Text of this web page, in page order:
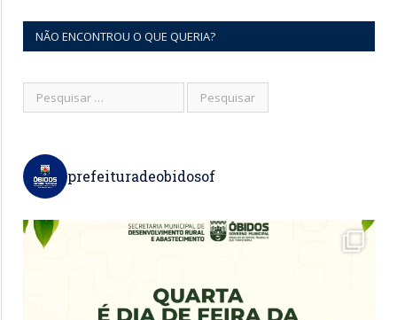
NÃO ENCONTROU O QUE QUERIA?
prefeituradeobidosof